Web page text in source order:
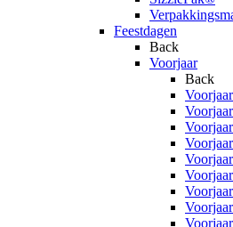
Feestdagen
Back
Voorjaar
Back